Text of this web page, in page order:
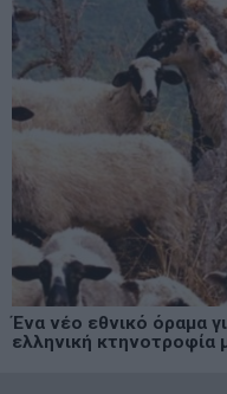
Ένα νέο εθνικό όραμα
ελληνική κτηνοτροφία